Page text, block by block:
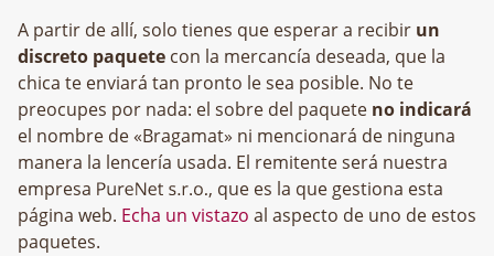
A partir de allí, solo tienes que esperar a recibir un
discreto paquete con la mercancía deseada, que la
chica te enviará tan pronto le sea posible. No te
preocupes por nada: el sobre del paquete no indicará
el nombre de «Bragamat» ni mencionará de ninguna
manera la lencería usada. El remitente será nuestra
empresa
, que es la que gestiona esta
página web. Echa un vistazo al aspecto de uno de estos
paquetes.